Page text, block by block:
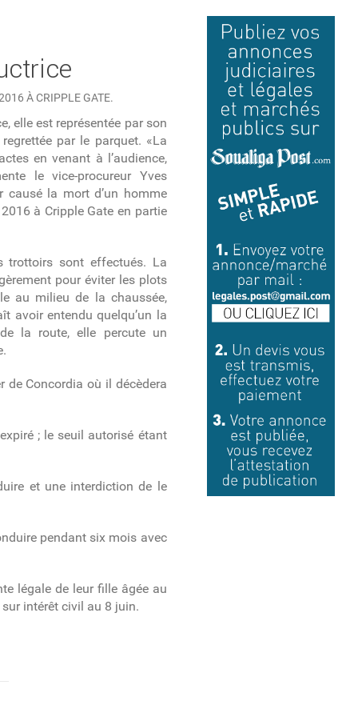
À CRIPPLE GATE.
elle est représentée par son
par le parquet. «La
en venant à l’audience,
le vice-procureur Yves
causé la mort d’un homme
à Cripple Gate en partie
trottoirs sont effectués. La
pour éviter les plots
au milieu de la chaussée,
avoir entendu quelqu’un la
la route, elle percute un
de Concordia où il décèdera
; le seuil autorisé étant
et une interdiction de le
pendant six mois avec
légale de leur fille âgée au
intérêt civil au 8 juin.